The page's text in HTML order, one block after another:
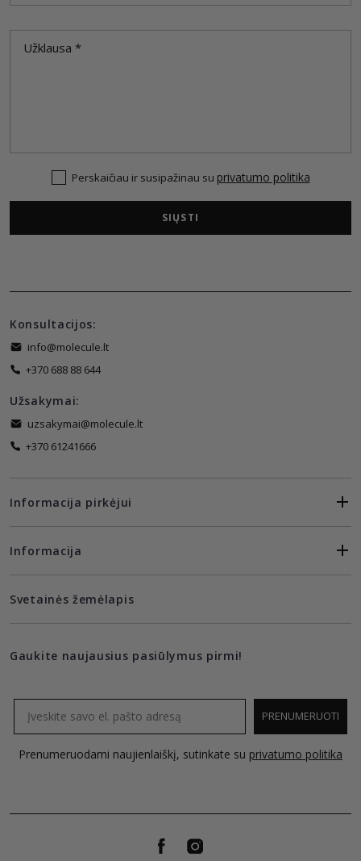
Perskaičiau ir susipažinau su privatumo politika
SIŲSTI
Konsultacijos:
info@molecule.lt
+370 688 88 644
Užsakymai:
uzsakymai@molecule.lt
+370 61241666
Informacija pirkėjui
Informacija
Svetainės žemėlapis
Gaukite naujausius pasiūlymus pirmi!
PRENUMERUOTI
Prenumeruodami naujienlaiškį, sutinkate su privatumo politika